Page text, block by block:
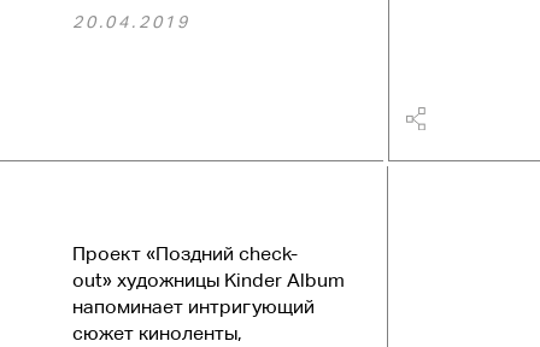
20.04.2019
Проект «Поздний check-
out» художницы Kinder Album
напоминает интригующий
сюжет киноленты,